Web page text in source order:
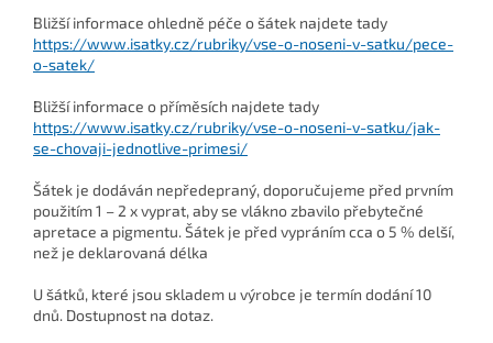
Bližší informace ohledně péče o šátek najdete tady
https://www.isatky.cz/rubriky/vse-o-noseni-v-satku/pece-
o-satek/
Bližší informace o příměsích najdete tady
https://www.isatky.cz/rubriky/vse-o-noseni-v-satku/jak-
se-chovaji-jednotlive-primesi/
Šátek je dodáván nepředepraný, doporučujeme před prvním
použitím 1 – 2 x vyprat, aby se vlákno zbavilo přebytečné
apretace a pigmentu. Šátek je před vypráním cca o 5 % delší,
než je deklarovaná délka
U šátků, které jsou skladem u výrobce je termín dodání 10
dnů. Dostupnost na dotaz.